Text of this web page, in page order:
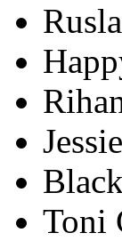
Toni